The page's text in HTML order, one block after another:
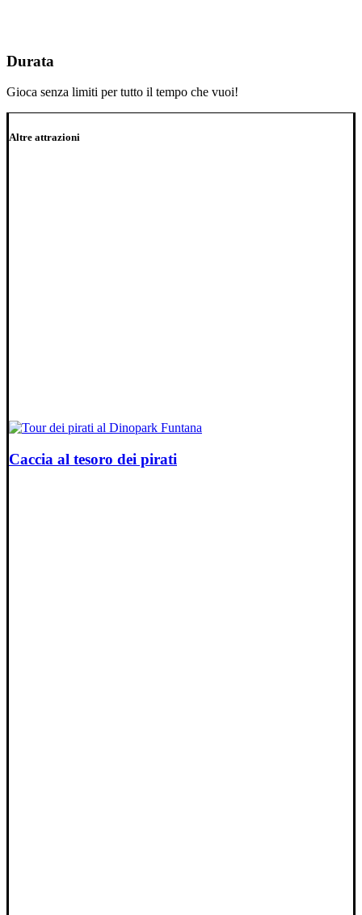
Durata
Gioca senza limiti per tutto il tempo che vuoi!
Altre attrazioni
Caccia al tesoro dei pirati